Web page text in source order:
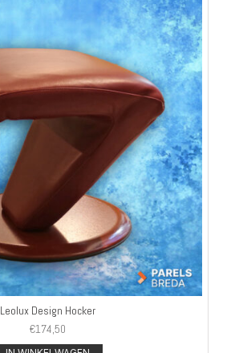
Leolux Design Hocker
€174,50